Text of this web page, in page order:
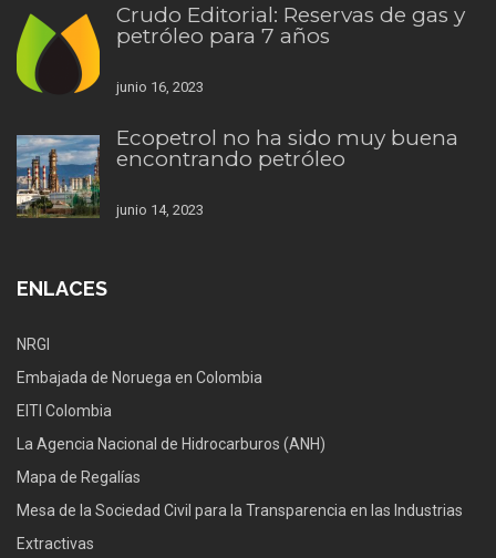
Crudo Editorial: Reservas de gas y
petróleo para 7 años
junio 16, 2023
Ecopetrol no ha sido muy buena
encontrando petróleo
junio 14, 2023
ENLACES
NRGI
Embajada de Noruega en Colombia
EITI Colombia
La Agencia Nacional de Hidrocarburos (ANH)
Mapa de Regalías
Mesa de la Sociedad Civil para la Transparencia en las Industrias
Extractivas